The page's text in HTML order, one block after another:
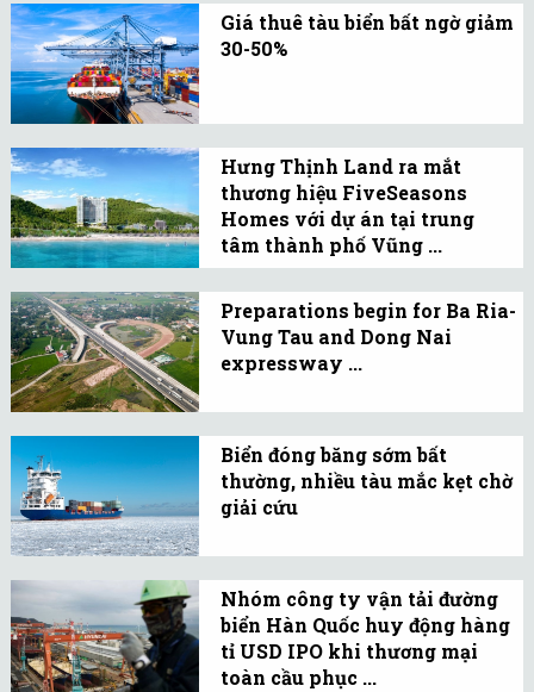
phòng, nghỉ dưỡng, cách
TP.HCM trên dưới 2 giờ
Giá thuê tàu biển bất ngờ giảm
30-50%
lớn khi thị trường xấu đi
nhanh chóng theo xu
hướng kinh tế toàn cầu.
Hưng Thịnh Land ra mắt
thương hiệu FiveSeasons
Homes với dự án tại trung
tâm thành phố Vũng ...
FiveSeasons Homes -
Vung Tau Central Beach
là dự án khởi đầu cho
dòng sản phẩm bất động
sản nghỉ dưỡng mang
thương hiệu FiveSeasons
Homes do Hưng Thịnh
Land phát triển.
Preparations begin for Ba Ria-
Vung Tau and Dong Nai
expressway ...
Nai provinces are
preparing to carry out an
expressway route
linking Bien Hoa and
Vung Tau cities.
Biển đóng băng sớm bất
thường, nhiều tàu mắc kẹt chờ
giải cứu
kẹt trong tuyết ở Bắc Cực.
Nhóm công ty vận tải đường
biển Hàn Quốc huy động hàng
tỉ USD IPO khi thương mại
toàn cầu phục ...